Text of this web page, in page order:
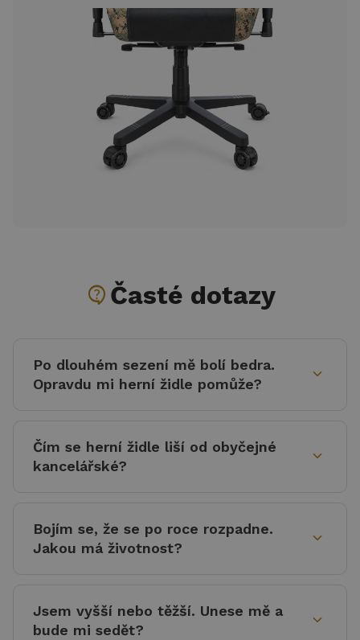
contact_supportČasté dotazy
Po dlouhém sezení mě bolí bedra.
Opravdu mi herní židle pomůže?
expand_more
Čím se herní židle liší od obyčejné
kancelářské?
expand_more
Bojím se, že se po roce rozpadne.
Jakou má životnost?
expand_more
Jsem vyšší nebo těžší. Unese mě a
bude mi sedět?
expand_more